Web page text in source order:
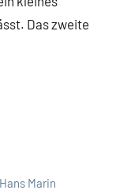
Das zweite
Hans Marin